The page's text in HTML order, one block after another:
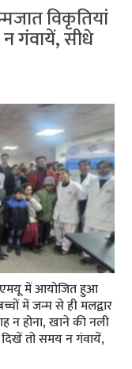
विकृतियां
गंवायें, सीधे
में आयोजित हुआ
में जन्म से ही मलद्वार
न होना, खाने की नली
तो समय न गंवायें,